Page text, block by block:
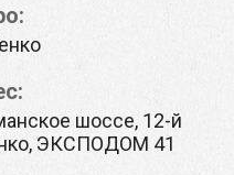
шоссе, 12-й
ЭКСПОДОМ 41